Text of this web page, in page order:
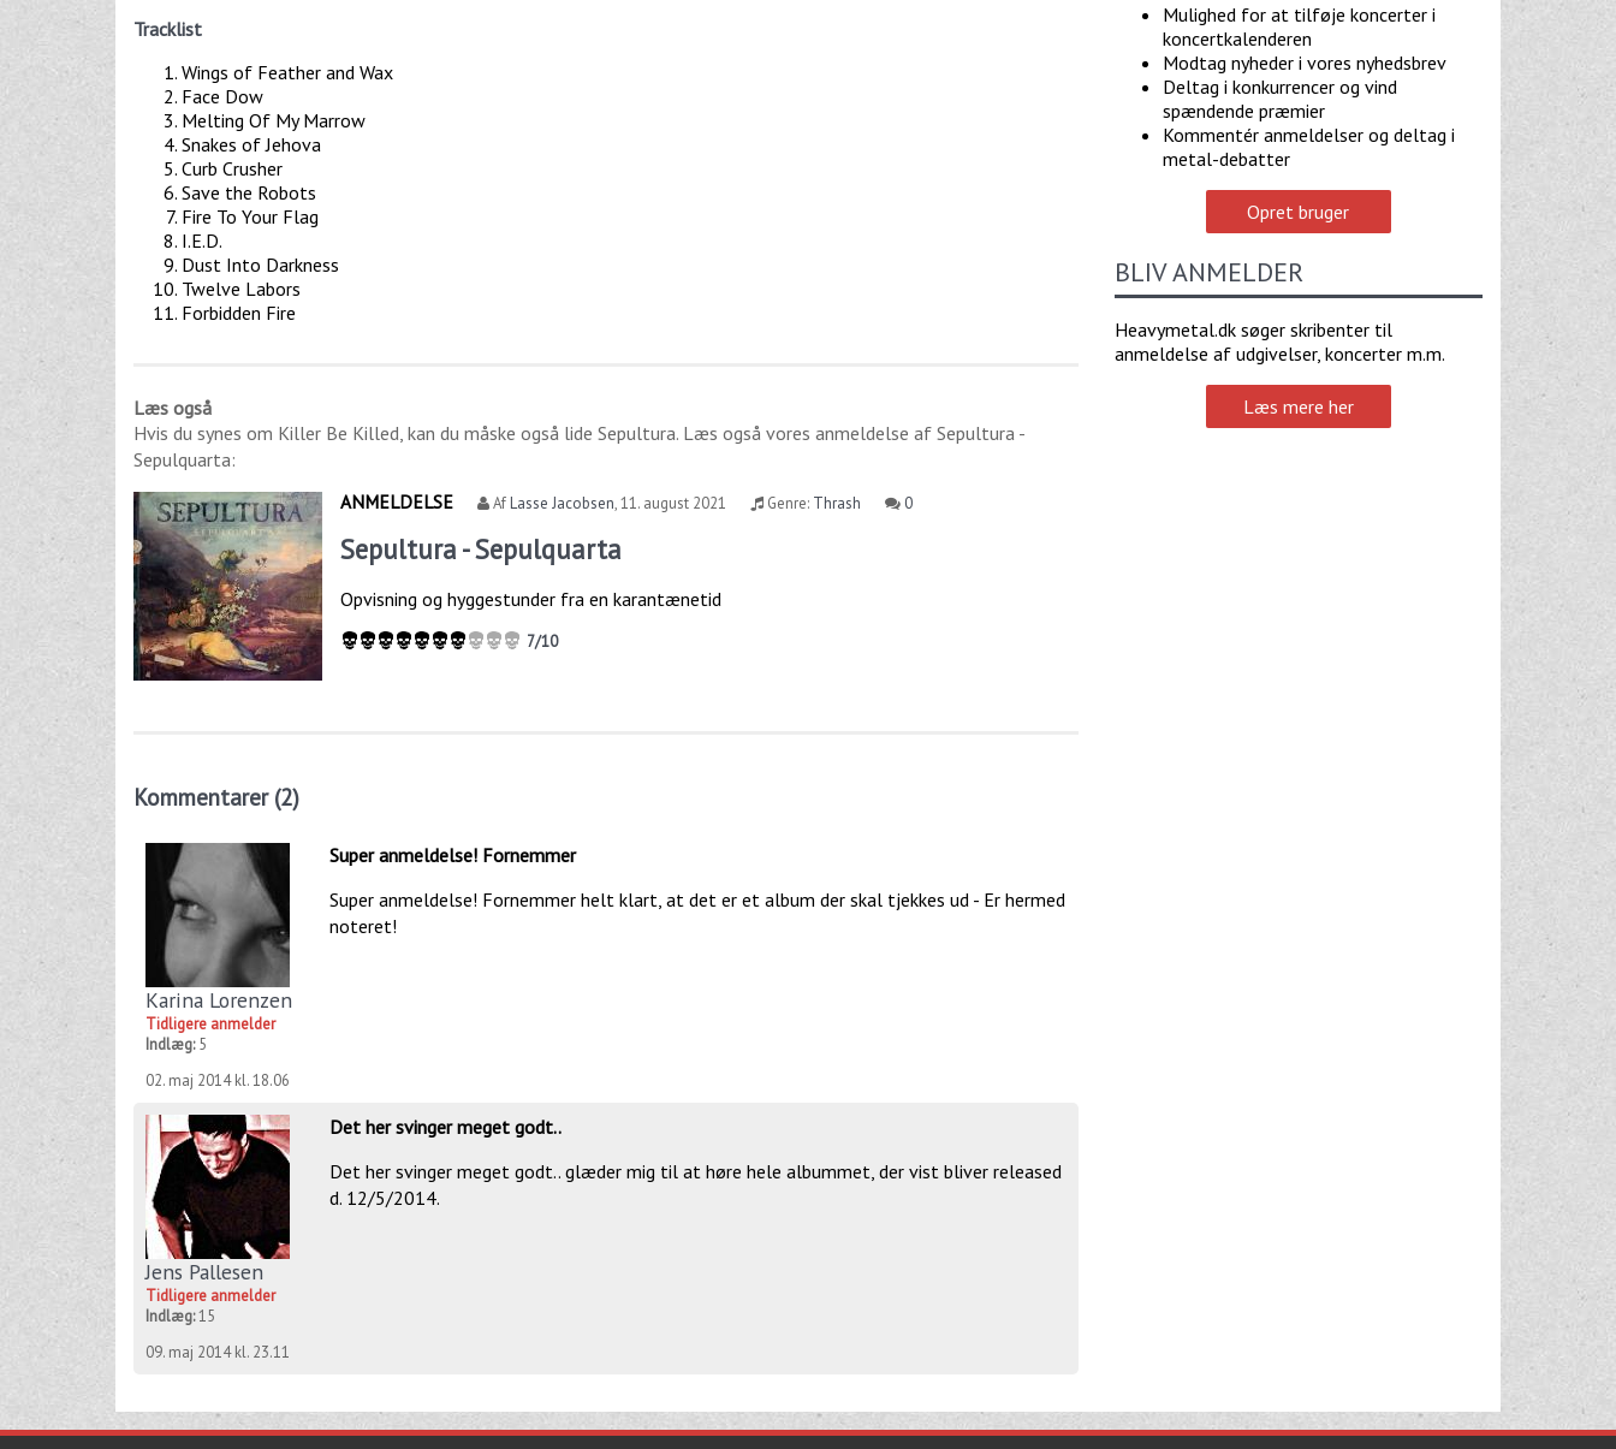
Tracklist
Wings of Feather and Wax
Face Dow
Melting Of My Marrow
Snakes of Jehova
Curb Crusher
Save the Robots
Fire To Your Flag
I.E.D.
Dust Into Darkness
Twelve Labors
Forbidden Fire
Læs også
Hvis du synes om Killer Be Killed, kan du måske også lide Sepultura. Læs også vores anmeldelse af Sepultura -
Sepulquarta:
ANMELDELSE
AfLasse Jacobsen,11. august 2021 Genre: Thrash 0
Sepultura - Sepulquarta
Opvisning og hyggestunder fra en karantænetid
7/10
Kommentarer (2)
Karina Lorenzen
Tidligere anmelder
Indlæg:5
02. maj 2014 kl. 18.06
Super anmeldelse! Fornemmer
Super anmeldelse! Fornemmer helt klart, at det er et album der skal tjekkes ud - Er hermed
noteret!
Jens Pallesen
Tidligere anmelder
Indlæg:15
09. maj 2014 kl. 23.11
Det her svinger meget godt..
Det her svinger meget godt.. glæder mig til at høre hele albummet, der vist bliver released
d. 12/5/2014.
Mulighed for at tilføje koncerter i
koncertkalenderen
Modtag nyheder i vores nyhedsbrev
Deltag i konkurrencer og vind
spændende præmier
Kommentér anmeldelser og deltag i
metal-debatter
Opret bruger
BLIV ANMELDER
Heavymetal.dk søger skribenter til
anmeldelse af udgivelser, koncerter m.m.
Læs mere her